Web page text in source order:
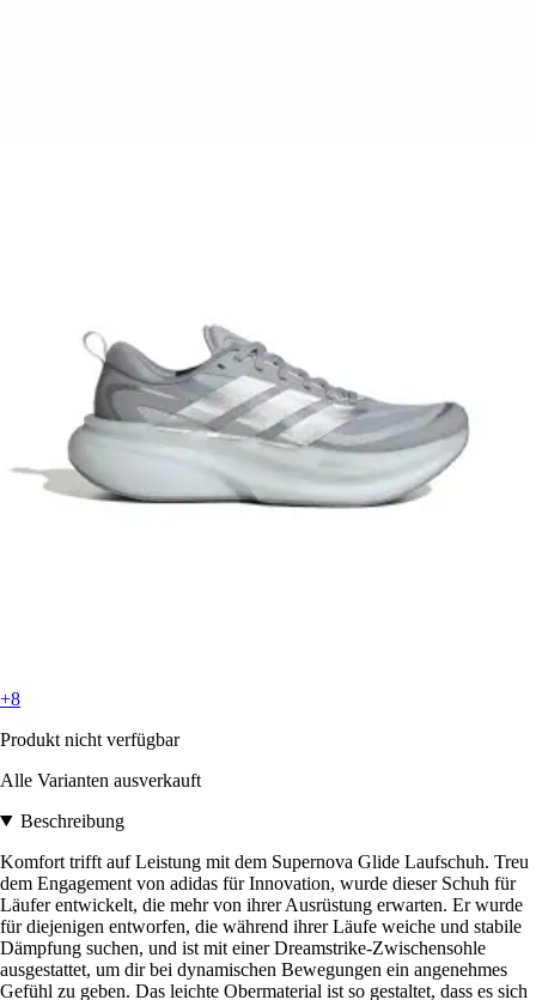
+8
Produkt nicht verfügbar
Alle Varianten ausverkauft
Beschreibung
Komfort trifft auf Leistung mit dem Supernova Glide Laufschuh. Treu
dem Engagement von adidas für Innovation, wurde dieser Schuh für
Läufer entwickelt, die mehr von ihrer Ausrüstung erwarten. Er wurde
für diejenigen entworfen, die während ihrer Läufe weiche und stabile
Dämpfung suchen, und ist mit einer Dreamstrike-Zwischensohle
ausgestattet, um dir bei dynamischen Bewegungen ein angenehmes
Gefühl zu geben. Das leichte Obermaterial ist so gestaltet, dass es sich